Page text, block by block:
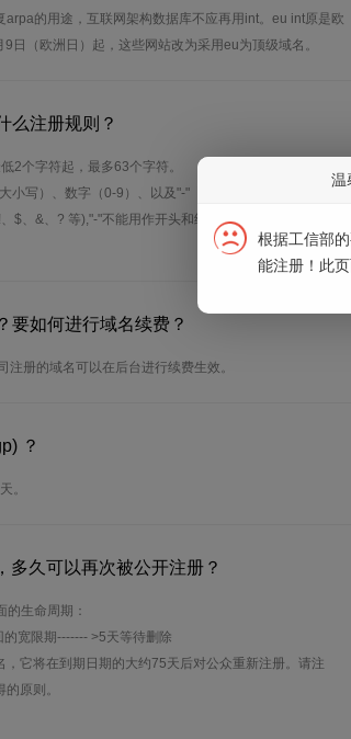
的用途，互联网架构数据库不应再用int。eu int原是欧
日（欧洲日）起，这些网站改为采用eu为顶级域名。
么注册规则？
2个字符起，最多63个字符。
小写）、数字（0-9）、以及"-"（英文中的连词号，即中横
$、&、? 等),"-"不能用作开头和结尾。注*中文域名实际是
要如何进行域名续费？
册的域名可以在后台进行续费生效。
？
。
多久可以再次被公开注册？
的生命周期：
宽限期------- >5天等待删除
它将在到期日期的大约75天后对公众重新注册。请注
原则。
温
根据工信部
能注册！此